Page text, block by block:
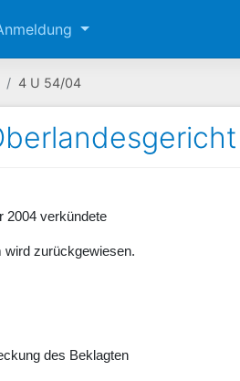
4 U 54/04
2004 verkündete
wird zurückgewiesen.
des Beklagten